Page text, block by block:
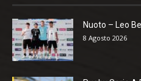
Nuoto – Leo
8 Agosto 2026